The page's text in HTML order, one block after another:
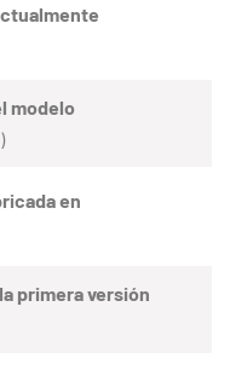
modelo
en
primera versión